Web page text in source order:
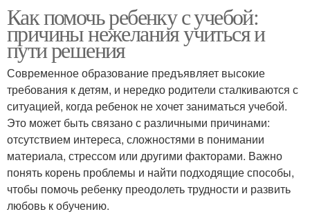
Как помочь ребенку с учебой:
причины нежелания учиться и
пути решения
Современное образование предъявляет высокие
требования к детям, и нередко родители сталкиваются с
ситуацией, когда ребенок не хочет заниматься учебой.
Это может быть связано с различными причинами:
отсутствием интереса, сложностями в понимании
материала, стрессом или другими факторами. Важно
понять корень проблемы и найти подходящие способы,
чтобы помочь ребенку преодолеть трудности и развить
любовь к обучению.